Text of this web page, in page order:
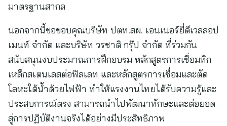
มาตรฐานสากล
นอกจากนี้ขอขอบคุณบริษัท ปตท.สผ. เอนเนอร์ยี่ดีเวลลอป
เมนท์ จำกัด และบริษัท วรชาติ กรุ๊ป จำกัด ที่ร่วมกัน
สนับสนุนงบประมาณการฝึกอบรม หลักสูตรการเชื่อมทิก
เหล็กสเตนเลสต่อฟิลเลท และหลักสูตรการเชื่อมและตัด
โลหะใต้น้ำด้วยไฟฟ้า ทำให้แรงงานไทยได้รับความรู้และ
ประสบการณ์ตรง สามารถนำไปพัฒนาทักษะและต่อยอด
สู่การปฏิบัติงานจริงได้อย่างมีประสิทธิภาพ